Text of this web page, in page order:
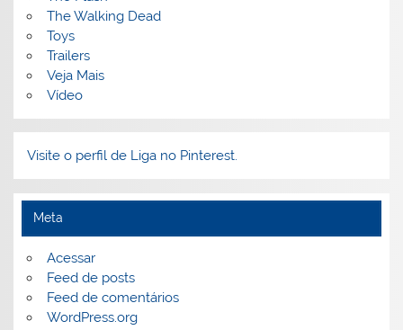
The Walking Dead
Toys
Trailers
Veja Mais
Vídeo
Visite o perfil de Liga no Pinterest.
Meta
Acessar
Feed de posts
Feed de comentários
WordPress.org